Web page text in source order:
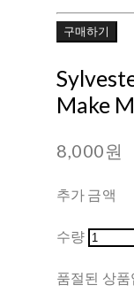
구매하기
Make
8,000원
추가 금액
수량
품절된 상품